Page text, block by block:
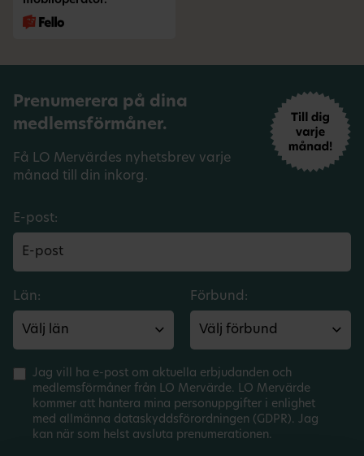
Prenumerera på dina
medlemsförmåner.
Få LO Mervärdes nyhetsbrev varje
månad till din inkorg.
E-post:
Län: Förbund:
Jag vill ha e-post om aktuella erbjudanden och
medlemsförmåner från LO Mervärde. LO Mervärde
kommer att hantera mina personuppgifter i enlighet
med allmänna dataskyddsförordningen (GDPR). Jag
kan när som helst avsluta prenumerationen.